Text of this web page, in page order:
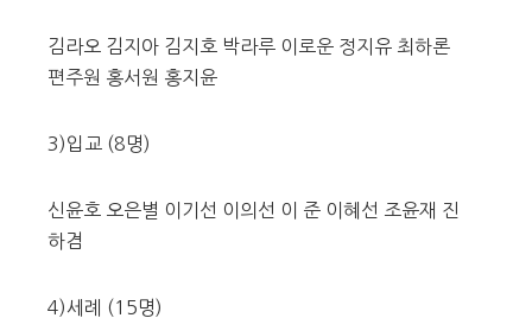
김라오 김지아 김지호 박라루 이로운 정지유 최하론
편주원 홍서원 홍지윤
3)입교 (8명)
신윤호 오은별 이기선 이의선 이 준 이혜선 조윤재 진
하겸
4)세례 (15명)